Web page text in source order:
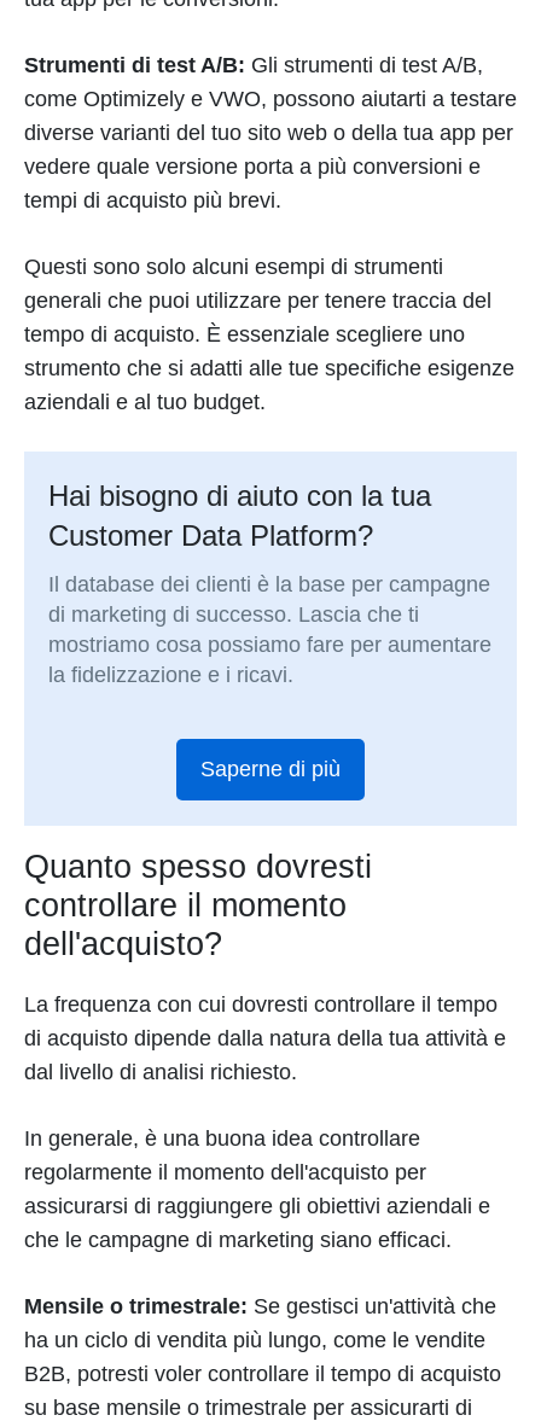
Strumenti di test A/B: Gli strumenti di test A/B,
come Optimizely e VWO, possono aiutarti a testare
diverse varianti del tuo sito web o della tua app per
vedere quale versione porta a più conversioni e
tempi di acquisto più brevi.
Questi sono solo alcuni esempi di strumenti
generali che puoi utilizzare per tenere traccia del
tempo di acquisto. È essenziale scegliere uno
strumento che si adatti alle tue specifiche esigenze
aziendali e al tuo budget.
Hai bisogno di aiuto con la tua
Customer Data Platform?
Il database dei clienti è la base per campagne
di marketing di successo. Lascia che ti
mostriamo cosa possiamo fare per aumentare
la fidelizzazione e i ricavi.
Saperne di più
Quanto spesso dovresti
controllare il momento
dell'acquisto?
La frequenza con cui dovresti controllare il tempo
di acquisto dipende dalla natura della tua attività e
dal livello di analisi richiesto.
In generale, è una buona idea controllare
regolarmente il momento dell'acquisto per
assicurarsi di raggiungere gli obiettivi aziendali e
che le campagne di marketing siano efficaci.
Mensile o trimestrale: Se gestisci un'attività che
ha un ciclo di vendita più lungo, come le vendite
B2B, potresti voler controllare il tempo di acquisto
su base mensile o trimestrale per assicurarti di